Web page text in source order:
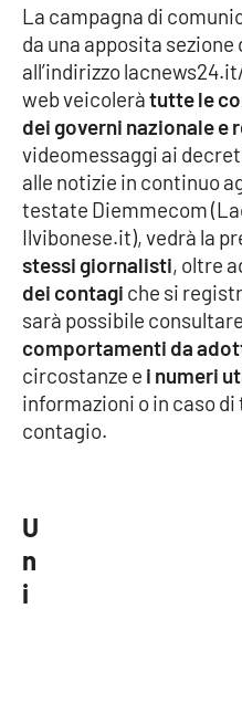
Le perfidie di Antonella
Venti di comunicazione
STREAMING
LaC TV
LaC Network
LaC OnAir
EDIZIONI
LOCALI
Catanzaro
La campagna di
da una apposita
all’indirizzo
web veicoleràtutte le
dei governi nazionale e
videomessaggi ai
alle notizie in continuo
testate Diemmecom
Ilvibonese.it), vedrà la
stessi giornalisti, oltre
dei contagi che si
sarà possibile
comportamenti da
circostanze e i numeri
informazioni o in caso
contagio.
U
n
i